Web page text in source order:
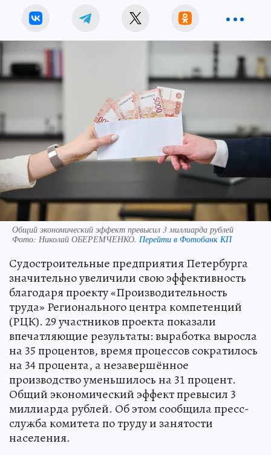
Общий экономический эффект превысил 3 миллиарда рублей
Фото: Николай ОБЕРЕМЧЕНКО. Перейти в Фотобанк КП
Судостроительные предприятия Петербурга
значительно увеличили свою эффективность
благодаря проекту «Производительность
труда» Регионального центра компетенций
(РЦК). 29 участников проекта показали
впечатляющие результаты: выработка выросла
на 35 процентов, время процессов сократилось
на 34 процента, а незавершённое
производство уменьшилось на 31 процент.
Общий экономический эффект превысил 3
миллиарда рублей. Об этом сообщила пресс-
служба комитета по труду и занятости
населения.